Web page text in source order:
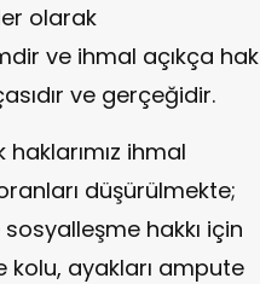
olarak
ve ihmal açıkça hak
ve gerçeğidir.
ihmal
düşürülmekte;
hakkı için
kolu, ayakları ampute